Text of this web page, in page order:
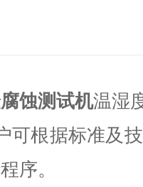
蚀测试机温湿
可根据标准及
序。